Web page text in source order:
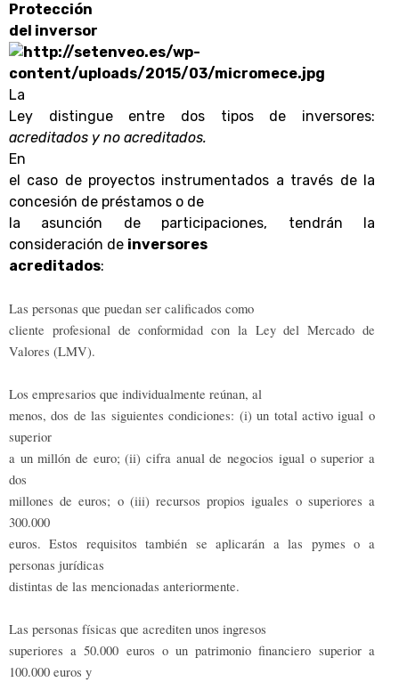
Protección
del inversor
La
Ley distingue entre dos tipos de inversores:
acreditados y no acreditados.
En
el caso de proyectos instrumentados a través de la
concesión de préstamos o de
la asunción de participaciones, tendrán la
consideración de inversores
acreditados:
Las personas que puedan ser calificados como
cliente profesional de conformidad con la Ley del Mercado de
Valores (LMV).
Los empresarios que individualmente reúnan, al
menos, dos de las siguientes condiciones: (i) un total activo igual o
superior
a un millón de euro; (ii) cifra anual de negocios igual o superior a
dos
millones de euros; o (iii) recursos propios iguales o superiores a
300.000
euros. Estos requisitos también se aplicarán a las pymes o a
personas jurídicas
distintas de las mencionadas anteriormente.
Las personas físicas que acrediten unos ingresos
superiores a 50.000 euros o un patrimonio financiero superior a
100.000 euros y